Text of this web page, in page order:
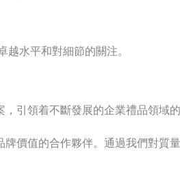
水平和對細節的關注。
引領着不斷發展的企業禮品領域的
價值的合作夥伴。通過我們對質